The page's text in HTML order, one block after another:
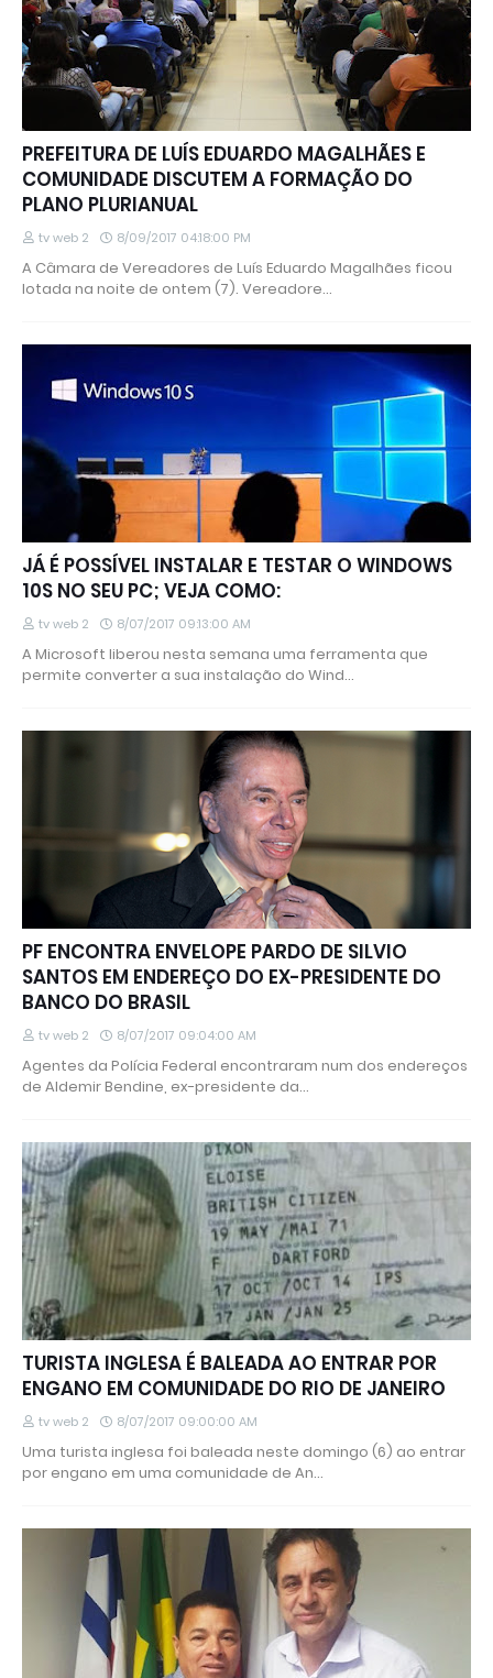
PREFEITURA DE LUÍS EDUARDO MAGALHÃES E
COMUNIDADE DISCUTEM A FORMAÇÃO DO
PLANO PLURIANUAL
tv web 2 8/09/2017 04:18:00 PM
A Câmara de Vereadores de Luís Eduardo Magalhães ficou
lotada na noite de ontem (7). Vereadore…
JÁ É POSSÍVEL INSTALAR E TESTAR O WINDOWS
10S NO SEU PC; VEJA COMO:
tv web 2 8/07/2017 09:13:00 AM
A Microsoft liberou nesta semana uma ferramenta que
permite converter a sua instalação do Wind…
PF ENCONTRA ENVELOPE PARDO DE SILVIO
SANTOS EM ENDEREÇO DO EX-PRESIDENTE DO
BANCO DO BRASIL
tv web 2 8/07/2017 09:04:00 AM
Agentes da Polícia Federal encontraram num dos endereços
de Aldemir Bendine, ex-presidente da…
TURISTA INGLESA É BALEADA AO ENTRAR POR
ENGANO EM COMUNIDADE DO RIO DE JANEIRO
tv web 2 8/07/2017 09:00:00 AM
Uma turista inglesa foi baleada neste domingo (6) ao entrar
por engano em uma comunidade de An…